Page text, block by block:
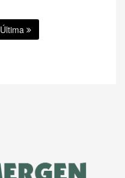
Última